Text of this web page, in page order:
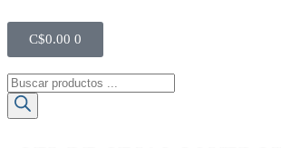
C$0.00 0